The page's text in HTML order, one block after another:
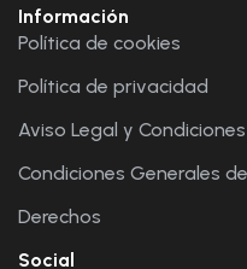
Información
Política de cookies
Política de privacidad
Aviso Legal y
Condiciones Generales
Derechos
Social